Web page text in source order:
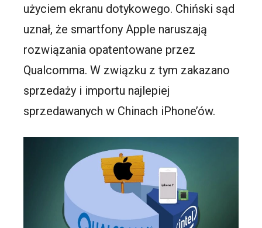
użyciem ekranu dotykowego. Chiński sąd
uznał, że smartfony Apple naruszają
rozwiązania opatentowane przez
Qualcomma. W związku z tym zakazano
sprzedaży i importu najlepiej
sprzedawanych w Chinach iPhone’ów.